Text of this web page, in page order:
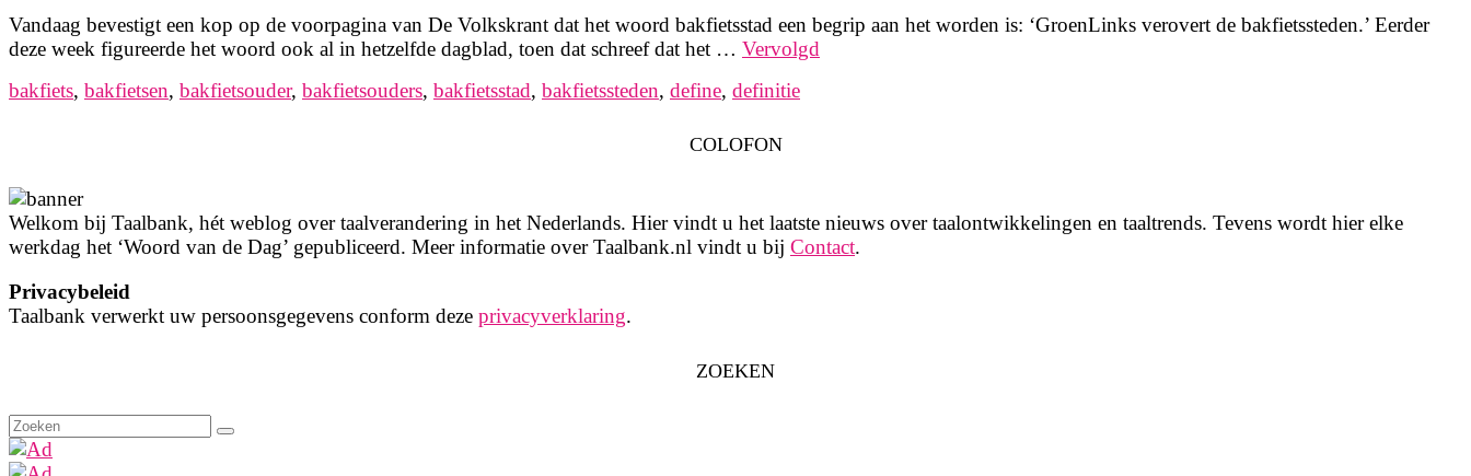
Vandaag bevestigt een kop op de voorpagina van De Volkskrant dat het woord bakfietsstad een begrip aan het worden is: ‘GroenLinks verovert de bakfietssteden.’ Eerder
deze week figureerde het woord ook al in hetzelfde dagblad, toen dat schreef dat het … Vervolgd
bakfiets, bakfietsen, bakfietsouder, bakfietsouders, bakfietsstad, bakfietssteden, define, definitie
COLOFON
Welkom bij Taalbank, hét weblog over taalverandering in het Nederlands. Hier vindt u het laatste nieuws over taalontwikkelingen en taaltrends. Tevens wordt hier elke
werkdag het ‘Woord van de Dag’ gepubliceerd. Meer informatie over Taalbank.nl vindt u bij Contact.
Privacybeleid
Taalbank verwerkt uw persoonsgegevens conform deze privacyverklaring.
ZOEKEN
Zoeken
naar: